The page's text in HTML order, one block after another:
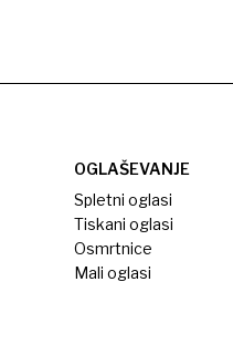
OGLAŠEVANJE
Spletni oglasi
Tiskani oglasi
Osmrtnice
Mali oglasi